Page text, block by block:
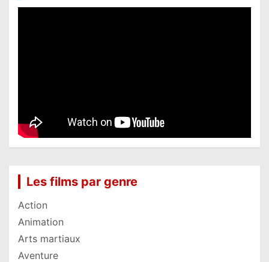
Les films par genre
Action
Animation
Arts martiaux
Aventure